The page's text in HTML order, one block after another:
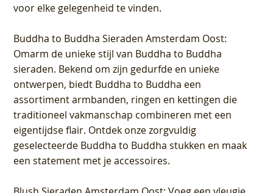
voor elke gelegenheid te vinden.
Buddha to Buddha Sieraden Amsterdam Oost:
Omarm de unieke stijl van Buddha to Buddha
sieraden. Bekend om zijn gedurfde en unieke
ontwerpen, biedt Buddha to Buddha een
assortiment armbanden, ringen en kettingen die
traditioneel vakmanschap combineren met een
eigentijdse flair. Ontdek onze zorgvuldig
geselecteerde Buddha to Buddha stukken en maak
een statement met je accessoires.